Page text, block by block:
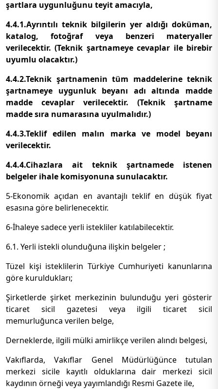
şartlara uygunluğunu teyit amacıyla,
4.4.1.Ayrıntılı teknik bilgilerin yer aldığı doküman,
katalog, fotoğraf veya benzeri materyaller
verilecektir. (Teknik şartnameye cevaplar ile birebir
uyumlu olacaktır.)
4.4.2.Teknik şartnamenin tüm maddelerine teknik
şartnameye uygunluk beyanı adı altında madde
madde cevaplar verilecektir. (Teknik şartname
madde sıra numarasına uyulmalıdır.)
4.4.3.Teklif edilen malın marka ve model beyanı
verilecektir.
4.4.4.Cihazlara ait teknik şartnamede istenen
belgeler ihale komisyonuna sunulacaktır.
5-Ekonomik açıdan en avantajlı teklif en düşük fiyat
esasına göre belirlenecektir.
6-İhaleye sadece yerli istekliler katılabilecektir.
6.1. Yerli istekli olunduğuna ilişkin belgeler ;
Tüzel kişi isteklilerin Türkiye Cumhuriyeti kanunlarına
göre kuruldukları;
Şirketlerde şirket merkezinin bulunduğu yeri gösterir
ticaret sicil gazetesi veya ilgili ticaret sicil
memurluğunca verilen belge,
Derneklerde, ilgili mülki amirlikçe verilen alındı belgesi,
Vakıflarda, Vakıflar Genel Müdürlüğünce tutulan
merkezi sicile kayıtlı olduklarına dair merkezi sicil
kaydının örneği veya yayımlandığı Resmi Gazete ile,